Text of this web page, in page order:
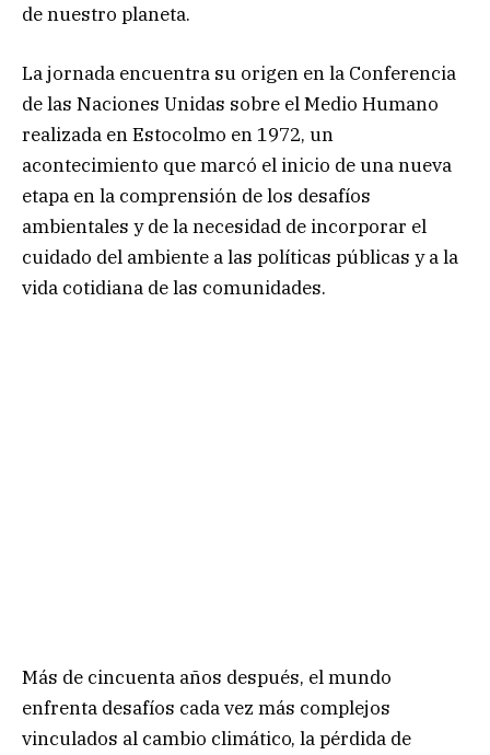
de nuestro planeta.
La jornada encuentra su origen en la Conferencia
de las Naciones Unidas sobre el Medio Humano
realizada en Estocolmo en 1972, un
acontecimiento que marcó el inicio de una nueva
etapa en la comprensión de los desafíos
ambientales y de la necesidad de incorporar el
cuidado del ambiente a las políticas públicas y a la
vida cotidiana de las comunidades.
Más de cincuenta años después, el mundo
enfrenta desafíos cada vez más complejos
vinculados al cambio climático, la pérdida de